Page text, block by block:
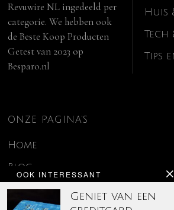
OOK INTERESSANT
Geniet van een
Revuwire NL ingedeeld per
categorie. We hebben ook
deBeste Koop Producten
Getest van 2023 op
Besparo.nl
Huis
Tech
Tips
ONZE PAGINA’S
Home
Blog
Contact